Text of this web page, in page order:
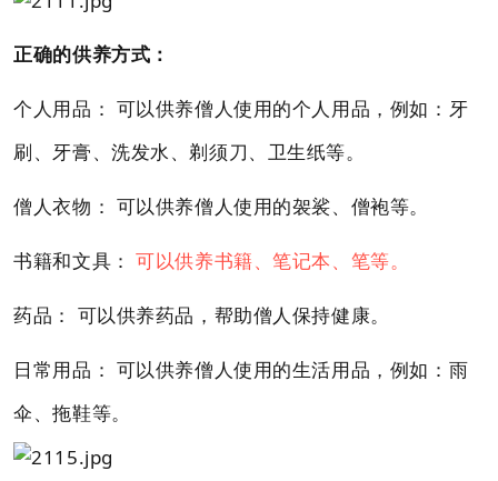
正确的供养方式：
个人用品： 可以供养僧人使用的个人用品，例如：牙
刷、牙膏、洗发水、剃须刀、卫生纸等。
僧人衣物： 可以供养僧人使用的袈裟、僧袍等。
书籍和文具： 可以供养书籍、笔记本、笔等。
药品： 可以供养药品，帮助僧人保持健康。
日常用品： 可以供养僧人使用的生活用品，例如：雨
伞、拖鞋等。